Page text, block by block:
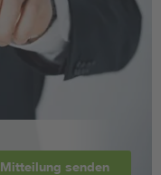
Mitteilung senden